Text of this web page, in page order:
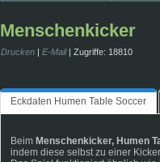
Menschenkicker
Drucken | E-Mail| Zugriffe: 18810
Eckdaten Humen Table Soccer
Beim Menschenkicker, Humen
indem diese selbst zu einer